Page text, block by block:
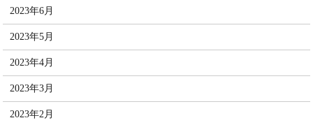
2023年6月
2023年5月
2023年4月
2023年3月
2023年2月